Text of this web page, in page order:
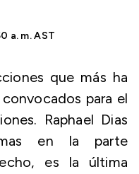
a. m. AST
que más ha
para el
Raphael Dias
en la parte
es la última